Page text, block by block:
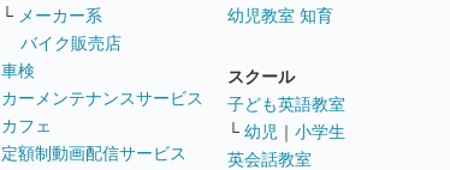
└ メーカー系
バイク販売店
車検
カーメンテナンスサービス
カフェ
定額制動画配信サービス
幼児教室 知育
スクール
子ども英語教室
└ 幼児 ｜ 小学生
英会話教室